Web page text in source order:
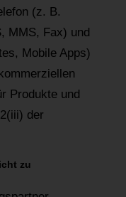
(z. B.
MMS, Fax) und
Mobile Apps)
Produkte und
der
zu